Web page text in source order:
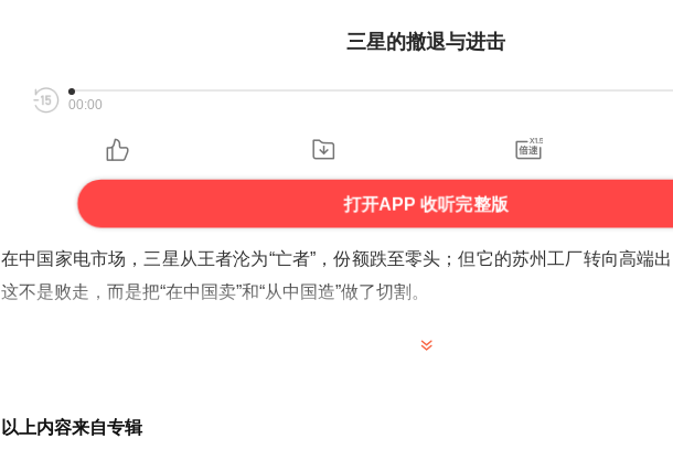
三星的撤退与进击
00:00
打开APP 收听完整版
在中国家电市场，三星从王者沦为“亡者”，份额跌至零头；但它的苏州工厂转向高端
这不是败走，而是把“在中国卖”和“从中国造”做了切割。
以上内容来自专辑